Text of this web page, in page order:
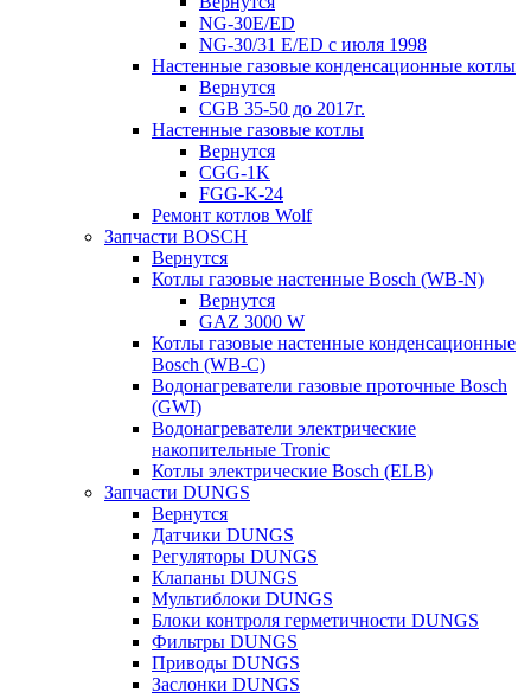
NG-30E/ED
NG-30/31 E/ED с июля 1998
Настенные газовые конденсационные котлы
Вернутся
CGB 35-50 до 2017г.
Настенные газовые котлы
Вернутся
CGG-1K
FGG-K-24
Ремонт котлов Wolf
Запчасти BOSCH
Вернутся
Котлы газовые настенные Bosch (WB-N)
Вернутся
GAZ 3000 W
Котлы газовые настенные конденсационные
Bosch (WB-C)
Водонагреватели газовые проточные Bosch
(GWI)
Водонагреватели электрические
накопительные Tronic
Котлы электрические Bosch (ELB)
Запчасти DUNGS
Вернутся
Датчики DUNGS
Регуляторы DUNGS
Клапаны DUNGS
Мультиблоки DUNGS
Блоки контроля герметичности DUNGS
Фильтры DUNGS
Приводы DUNGS
Заслонки DUNGS